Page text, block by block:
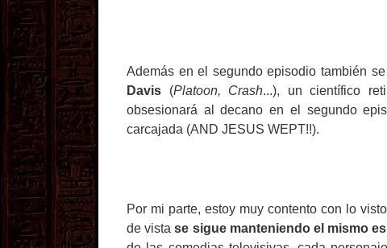
Además en el segundo episodio también
Davis (Platoon, Crash...), un científico
obsesionará al decano en el segundo
carcajada (AND JESUS WEPT!!).
Por mi parte, estoy muy contento con lo
de vistase sigue manteniendo el mismo